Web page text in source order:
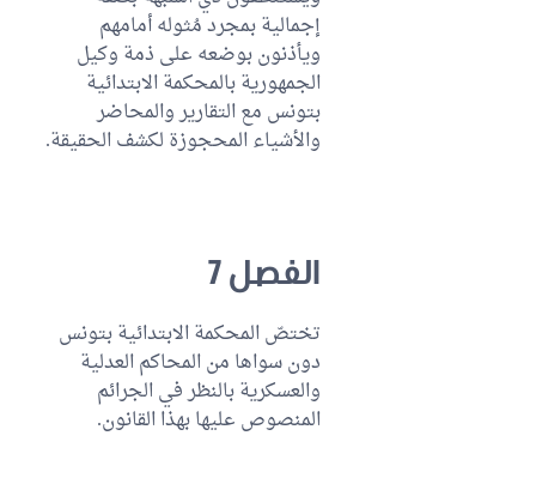
إجمالية بمجرد مُثوله أمامهم
ويأذنون بوضعه على ذمة وكيل
الجمهورية بالمحكمة الابتدائية
بتونس مع التقارير والمحاضر
والأشياء المحجوزة لكشف الحقيقة.
الفصل 7
تختصّ المحكمة الابتدائية بتونس
دون سواها من المحاكم العدلية
والعسكرية بالنظر في الجرائم
المنصوص عليها بهذا القانون.